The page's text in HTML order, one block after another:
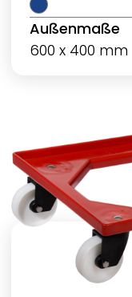
Außenmaße
600 x 400 mm